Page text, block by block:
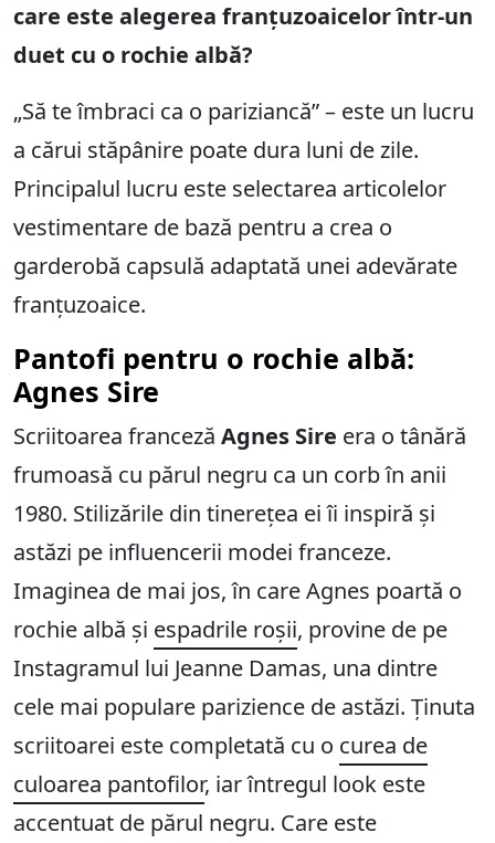
care este alegerea franțuzoaicelor într-un
duet cu o rochie albă?
„Să te îmbraci ca o pariziancă” – este un lucru
a cărui stăpânire poate dura luni de zile.
Principalul lucru este selectarea articolelor
vestimentare de bază pentru a crea o
garderobă capsulă adaptată unei adevărate
franțuzoaice.
Pantofi pentru o rochie albă:
Agnes Sire
Scriitoarea franceză Agnes Sire era o tânără
frumoasă cu părul negru ca un corb în anii
1980. Stilizările din tinerețea ei îi inspiră și
astăzi pe influencerii modei franceze.
Imaginea de mai jos, în care Agnes poartă o
rochie albă și espadrile roșii, provine de pe
Instagramul lui Jeanne Damas, una dintre
cele mai populare parizience de astăzi. Ținuta
scriitoarei este completată cu o curea de
culoarea pantofilor, iar întregul look este
accentuat de părul negru. Care este